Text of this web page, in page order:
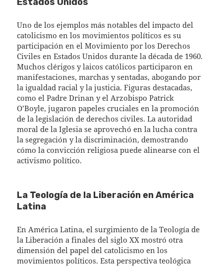
Uno de los ejemplos más notables del impacto del
catolicismo en los movimientos políticos es su
participación en el Movimiento por los Derechos
Civiles en Estados Unidos durante la década de 1960.
Muchos clérigos y laicos católicos participaron en
manifestaciones, marchas y sentadas, abogando por
la igualdad racial y la justicia. Figuras destacadas,
como el Padre Drinan y el Arzobispo Patrick
O’Boyle, jugaron papeles cruciales en la promoción
de la legislación de derechos civiles. La autoridad
moral de la Iglesia se aprovechó en la lucha contra
la segregación y la discriminación, demostrando
cómo la convicción religiosa puede alinearse con el
activismo político.
La Teología de la Liberación en América
Latina
En América Latina, el surgimiento de la Teología de
la Liberación a finales del siglo XX mostró otra
dimensión del papel del catolicismo en los
movimientos políticos. Esta perspectiva teológica